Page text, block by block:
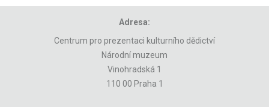
Adresa:
Centrum pro prezentaci kulturního dědictví
Národní muzeum
Vinohradská 1
110 00 Praha 1